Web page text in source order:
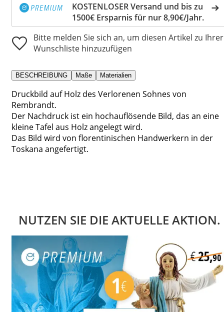
KOSTENLOSER Versand und bis zu
1500€ Ersparnis für nur 8,90€/Jahr.
Bitte melden Sie sich an, um diesen Artikel zu Ihrer
Wunschliste hinzuzufügen
BESCHREIBUNG Maße Materialien
Druckbild auf Holz des Verlorenen Sohnes von
Rembrandt.
Der Nachdruck ist ein hochauflösende Bild, das an eine
kleine Tafel aus Holz angelegt wird.
Das Bild wird von florentinischen Handwerkern in der
Toskana angefertigt.
NUTZEN SIE DIE AKTUELLE AKTION.